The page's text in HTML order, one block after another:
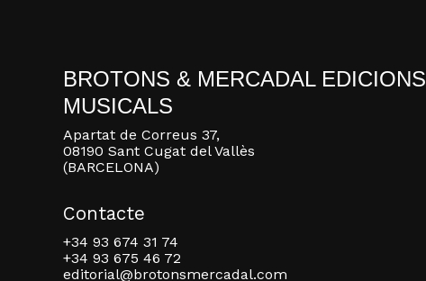
BROTONS & MERCADAL EDICIONS
MUSICALS
Apartat de Correus 37,
08190 Sant Cugat del Vallès
(BARCELONA)
Contacte
+34 93 674 31 74
+34 93 675 46 72
editorial@brotonsmercadal.com